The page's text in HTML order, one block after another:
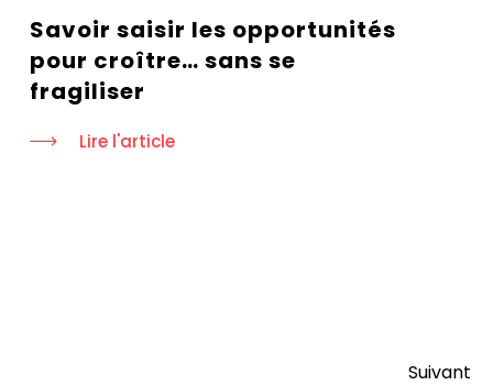
Savoir saisir les opportunités
pour croître… sans se
fragiliser
Lire l'article
Suivant